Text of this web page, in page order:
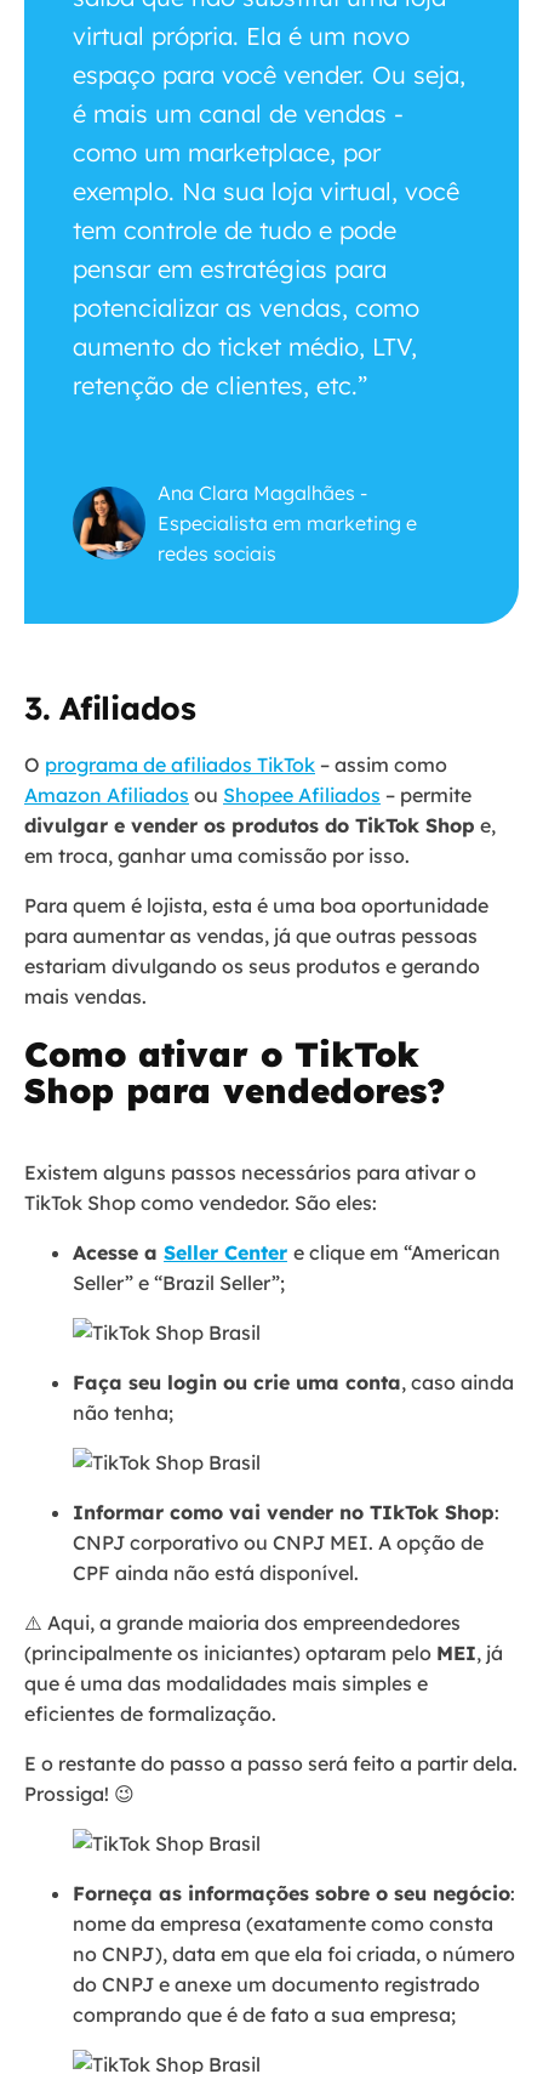
virtual própria. Ela é um novo
espaço para você vender. Ou seja,
é mais um canal de vendas -
como um marketplace, por
exemplo. Na sua loja virtual, você
tem controle de tudo e pode
pensar em estratégias para
potencializar as vendas, como
aumento do ticket médio, LTV,
retenção de clientes, etc.”
Ana Clara Magalhães -
Especialista em marketing e
redes sociais
3.Afiliados
O programa de afiliados TikTok – assim como
Amazon Afiliados ou Shopee Afiliados – permite
divulgar e vender os produtos do TikTok Shop e,
em troca, ganhar uma comissão por isso.
Para quem é lojista, esta é uma boa oportunidade
para aumentar as vendas, já que outras pessoas
estariam divulgando os seus produtos e gerando
mais vendas.
Como ativar o TikTok
Shop para vendedores?
Existem alguns passos necessários para ativar o
TikTok Shop como vendedor. São eles:
Acesse a Seller Center e clique em “American
Seller” e “Brazil Seller”;
Faça seu login ou crie uma conta, caso ainda
não tenha;
Informar como vai vender no TIkTok Shop:
CNPJ corporativo ou CNPJ MEI. A opção de
CPF ainda não está disponível.
⚠️ Aqui, a grande maioria dos empreendedores
(principalmente os iniciantes) optaram pelo MEI, já
que é uma das modalidades mais simples e
eficientes de formalização.
E o restante do passo a passo será feito a partir dela.
Prossiga! 😉
Forneça as informações sobre o seu negócio:
nome da empresa (exatamente como consta
no CNPJ), data em que ela foi criada, o número
do CNPJ e anexe um documento registrado
comprando que é de fato a sua empresa;